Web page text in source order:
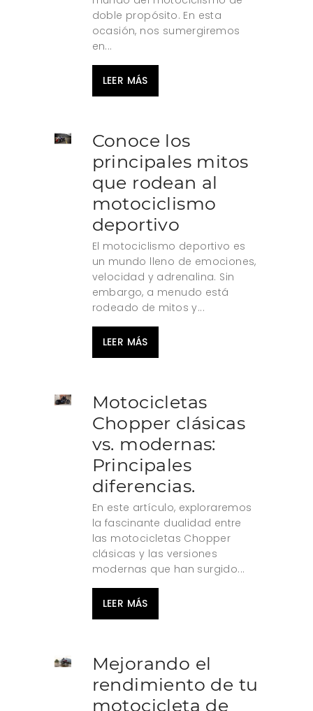
doble propósito. En esta
ocasión, nos sumergiremos
en...
LEER MÁS
Conoce los
principales mitos
que rodean al
motociclismo
deportivo
El motociclismo deportivo es
un mundo lleno de emociones,
velocidad y adrenalina. Sin
embargo, a menudo está
rodeado de mitos y...
LEER MÁS
Motocicletas
Chopper clásicas
vs. modernas:
Principales
diferencias.
En este artículo, exploraremos
la fascinante dualidad entre
las motocicletas Chopper
clásicas y las versiones
modernas que han surgido...
LEER MÁS
Mejorando el
rendimiento de tu
motocicleta de